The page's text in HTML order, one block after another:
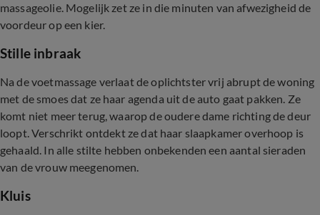
massageolie. Mogelijk zet ze in die minuten van afwezigheid de
voordeur op een kier.
Stille inbraak
Na de voetmassage verlaat de oplichtster vrij abrupt de woning
met de smoes dat ze haar agenda uit de auto gaat pakken. Ze
komt niet meer terug, waarop de oudere dame richting de deur
loopt. Verschrikt ontdekt ze dat haar slaapkamer overhoop is
gehaald. In alle stilte hebben onbekenden een aantal sieraden
van de vrouw meegenomen.
Kluis